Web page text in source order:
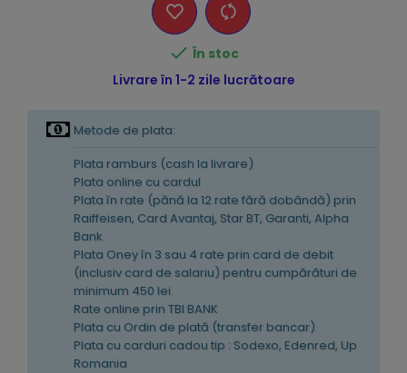
 În stoc
Livrare în 1-2 zile lucrătoare
Metode de plata:
Plata ramburs (cash la livrare)
Plata online cu cardul
Plata în rate (pănă la 12 rate fără dobândă) prin
Raiffeisen, Card Avantaj, Star BT, Garanti, Alpha
Bank
Plata Oney în 3 sau 4 rate prin card de debit
(inclusiv card de salariu) pentru cumpărături de
minimum 450 lei.
Rate online prin TBI BANK
Plata cu Ordin de plată (transfer bancar)
Plata cu carduri cadou tip : Sodexo, Edenred, Up
Romania